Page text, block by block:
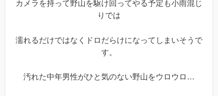
カメラを持って野山を駆け回ってやる予定も小雨混じ
りでは
濡れるだけではなくドロだらけになってしまいそうで
す。
汚れた中年男性がひと気のない野山をウロウロ…